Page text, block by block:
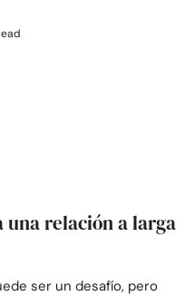
una relación a larga
ser un desafío, pero